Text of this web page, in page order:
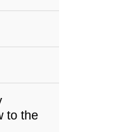
to the